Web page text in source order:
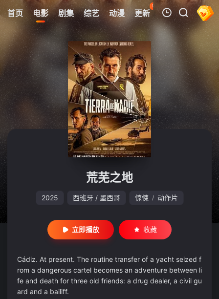
首页 电影 剧集 综艺 动漫 更新
52
热榜 APP
我的观影记录
暂无观看影片的记录
荒芜之地
2025 西班牙 / 墨西哥 惊悚 / 动作片
立即播放 收藏
Cádiz. At present. The routine transfer of a yacht seized f
rom a dangerous cartel becomes an adventure between li
fe and death for three old friends: a drug dealer, a civil gu
ard and a bailiff.